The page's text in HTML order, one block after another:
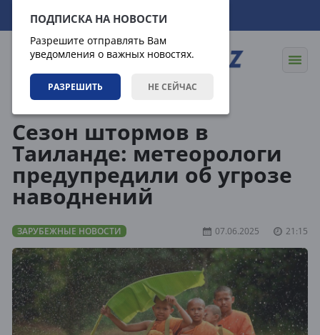
ПОДПИСКА НА НОВОСТИ
Разрешите отправлять Вам
уведомления о важных новостях.
РАЗРЕШИТЬ НЕ СЕЙЧАС
06.08.2026 19:49:02
Сезон штормов в
Таиланде: метеорологи
предупредили об угрозе
наводнений
ЗАРУБЕЖНЫЕ НОВОСТИ 07.06.2025 21:15